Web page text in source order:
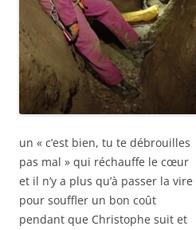
un « c’est bien, tu te débrouilles
pas mal » qui réchauffe le cœur
et il n’y a plus qu’à passer la vire
pour souffler un bon coût
pendant que Christophe suit et